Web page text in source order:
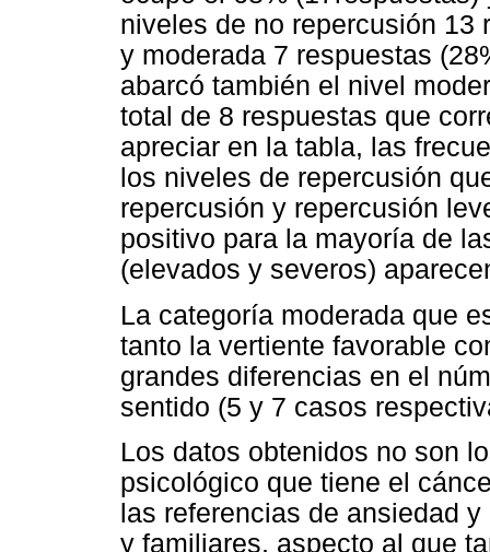
niveles de no repercusión 13
y moderada 7 respuestas
abarcó también el nivel
total de 8 respuestas que
apreciar en la tabla, las
los niveles de repercusión
repercusión y repercusión
positivo para la mayoría de
(elevados y severos)
La categoría moderada que
tanto la vertiente favorable
grandes diferencias en el
sentido (5 y 7 casos
Los datos obtenidos no son
psicológico que tiene el
las referencias de ansiedad
y familiares, aspecto al que